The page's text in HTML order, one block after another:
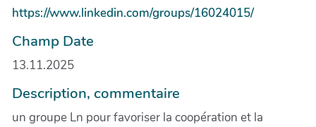
https://www.linkedin.com/groups/16024015/
Champ Date
13.11.2025
Description, commentaire
un groupe Ln pour favoriser la coopération et la